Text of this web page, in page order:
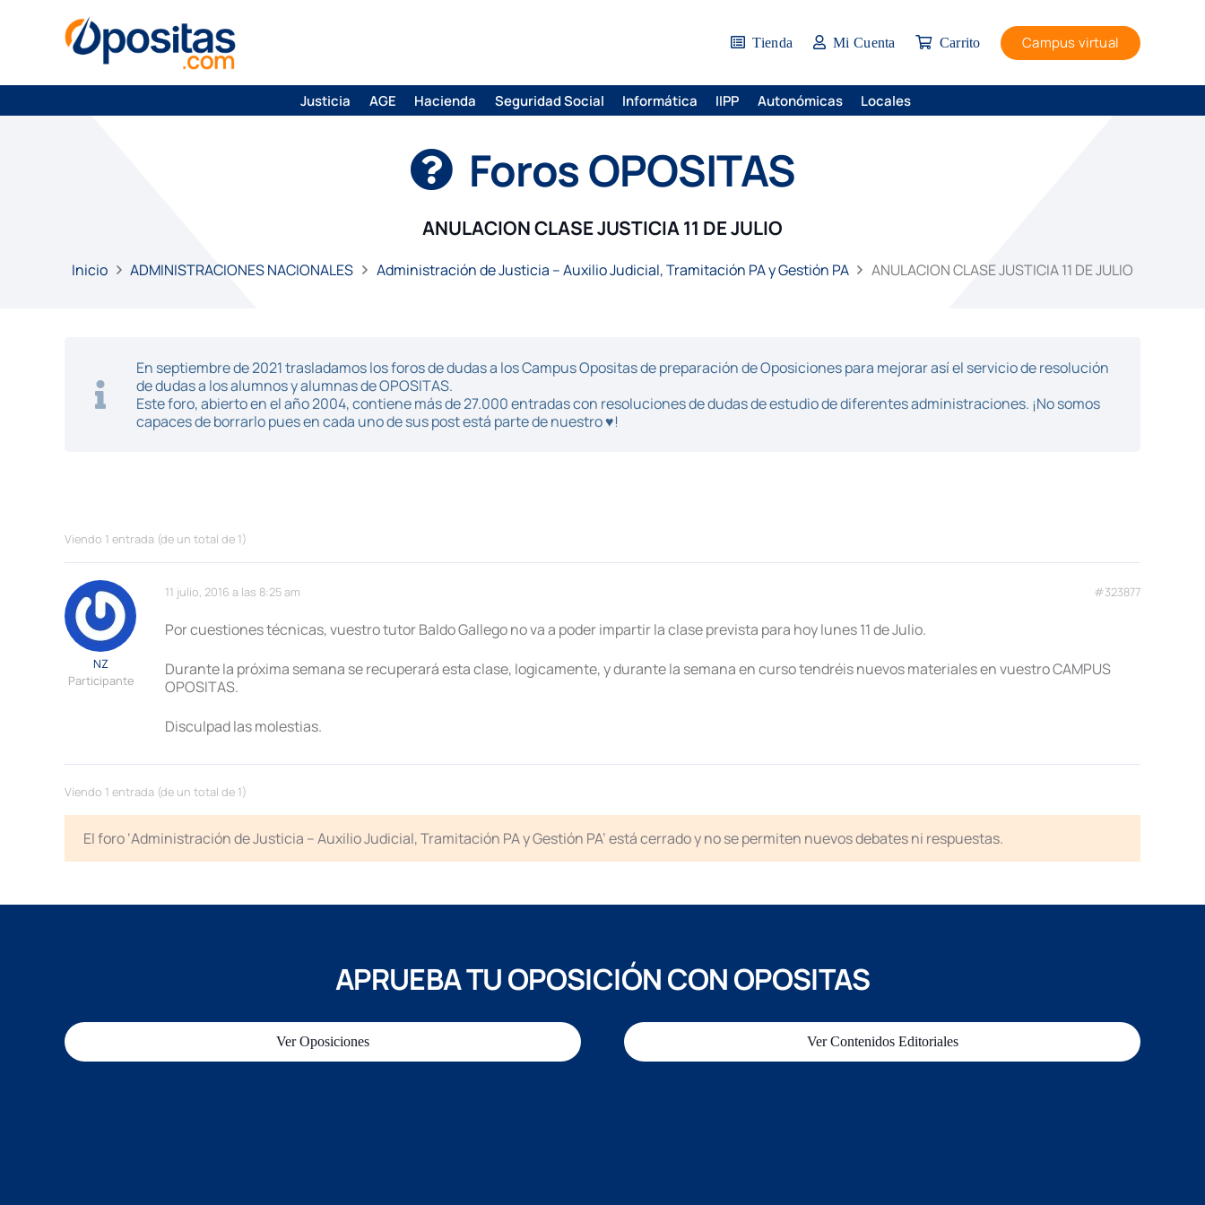
Tienda Mi Cuenta Carrito Campus virtual
Justicia AGE Hacienda Seguridad Social Informática IIPP Autonómicas Locales
Foros OPOSITAS
ANULACION CLASE JUSTICIA 11 DE JULIO
Inicio ADMINISTRACIONES NACIONALES Administración de Justicia – Auxilio Judicial, Tramitación PA y Gestión PA ANULACION CLASE JUSTICIA 11 DE JULIO
En septiembre de 2021 trasladamos los foros de dudas a los Campus Opositas de preparación de Oposiciones para mejorar así el servicio de resolución
de dudas a los alumnos y alumnas de OPOSITAS.
Este foro, abierto en el año 2004, contiene más de 27.000 entradas con resoluciones de dudas de estudio de diferentes administraciones. ¡No somos
capaces de borrarlo pues en cada uno de sus post está parte de nuestro ♥!
Viendo 1 entrada (de un total de 1)
11 julio, 2016 a las 8:25 am #323877
NZ
Participante
Por cuestiones técnicas, vuestro tutor Baldo Gallego no va a poder impartir la clase prevista para hoy lunes 11 de Julio.
Durante la próxima semana se recuperará esta clase, logicamente, y durante la semana en curso tendréis nuevos materiales en vuestro CAMPUS
OPOSITAS.
Disculpad las molestias.
Viendo 1 entrada (de un total de 1)
El foro ‘Administración de Justicia – Auxilio Judicial, Tramitación PA y Gestión PA’ está cerrado y no se permiten nuevos debates ni respuestas.
APRUEBA TU OPOSICIÓN CON OPOSITAS
Ver Oposiciones Ver Contenidos Editoriales